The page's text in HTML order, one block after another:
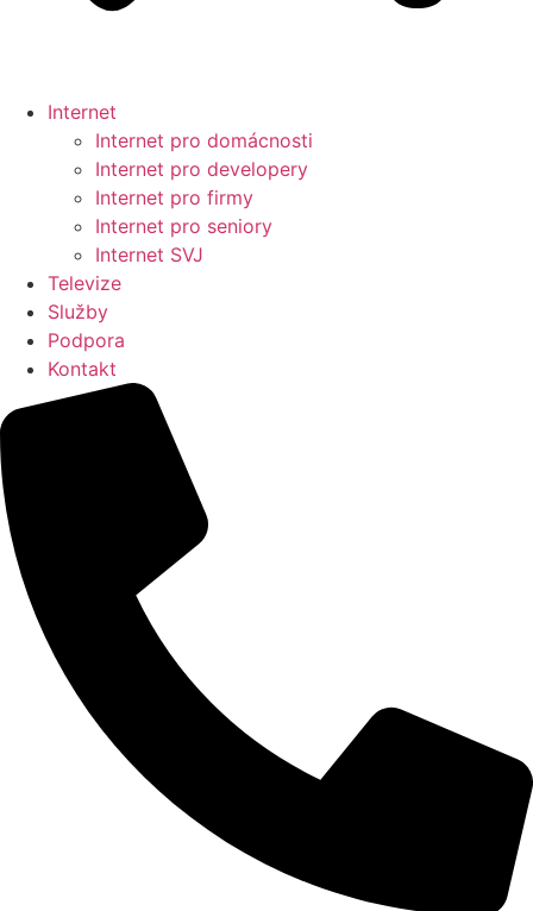
Internet
Internet pro domácnosti
Internet pro developery
Internet pro firmy
Internet pro seniory
Internet SVJ
Televize
Služby
Podpora
Kontakt